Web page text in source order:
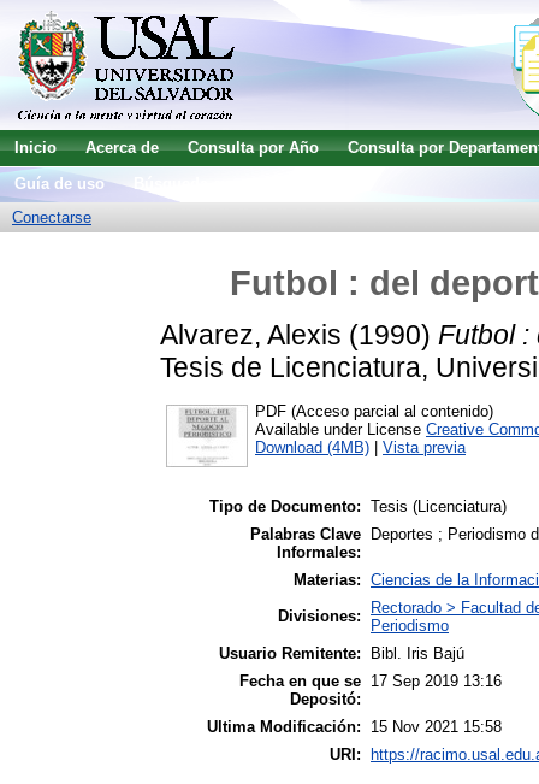
Inicio Acerca de Consulta por Año
Consulta por
Guía de uso
Conectarse
Futbol : del
Alvarez, Alexis (1990) Futbol
Tesis de Licenciatura,
PDF (Acceso parcial al contenido)
Available under License Creative
Download (4MB)
Vista previa
Tipo de Documento: Tesis (Licenciatura)
Palabras Clave
Informales:
Deportes ; Periodismo
Materias: Ciencias de la
Divisiones:
Rectorado > Facultad
Periodismo
Usuario Remitente:
Bibl. Iris Bajú
Fecha en que se
Depositó:
17 Sep 2019 13:16
Ultima Modificación:
15 Nov 2021 15:58
URI:
https://